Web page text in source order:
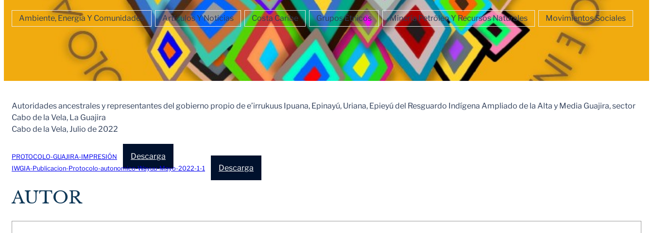
Ambiente, Energía Y Comunidades Artículos Y Noticias Costa Caribe Grupos Étnicos Minería Petróleo Y Recursos Naturales Movimientos Sociales
Autoridades ancestrales y representantes del gobierno propio de e’irrukuus Ipuana, Epinayú, Uriana, Epieyú del Resguardo Indígena Ampliado de la Alta y Media Guajira, sector
Cabo de la Vela, La Guajira
Cabo de la Vela, Julio de 2022
PROTOCOLO-GUAJIRA-IMPRESIÓN Descarga
IWGIA-Publicacion-Protocolo-autonomico-Wayuu-Mayo-2022-1-1 Descarga
AUTOR